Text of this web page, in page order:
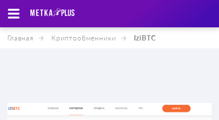
Главная Криптообменники IziBTC